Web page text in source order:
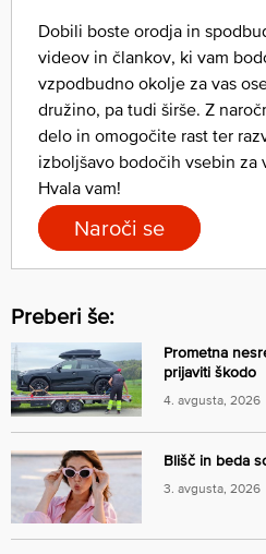
Dobili boste orodja in
videov in člankov, ki vam
vzpodbudno okolje za vas
družino, pa tudi širše. Z
delo in omogočite rast ter
izboljšavo bodočih vsebin za
Hvala vam!
Naroči se
Preberi še:
Prometna
prijaviti škodo
4. avgusta, 2026
Blišč in beda
3. avgusta, 2026